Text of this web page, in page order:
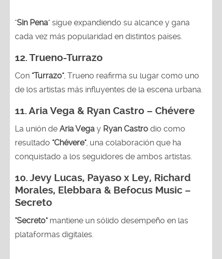
"Sin Pena" sigue expandiendo su alcance y gana
cada vez más popularidad en distintos países.
12.Trueno-Turrazo
Con "Turrazo", Trueno reafirma su lugar como uno
de los artistas más influyentes de la escena urbana.
11. Aria Vega & Ryan Castro – Chévere
La unión de Aria Vega y Ryan Castro dio como
resultado "Chévere", una colaboración que ha
conquistado a los seguidores de ambos artistas.
10. Jevy Lucas, Payaso x Ley, Richard
Morales, Elebbara & Befocus Music –
Secreto
"Secreto"mantiene un sólido desempeño en las
plataformas digitales.